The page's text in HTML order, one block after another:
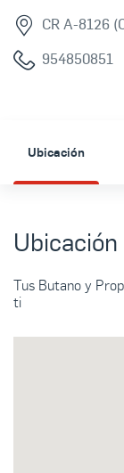
CR A-8126
954850851
Ubicación
Ubicación
Tus Butano y
ti